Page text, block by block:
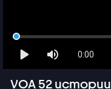
0:00
VOA 52 истории